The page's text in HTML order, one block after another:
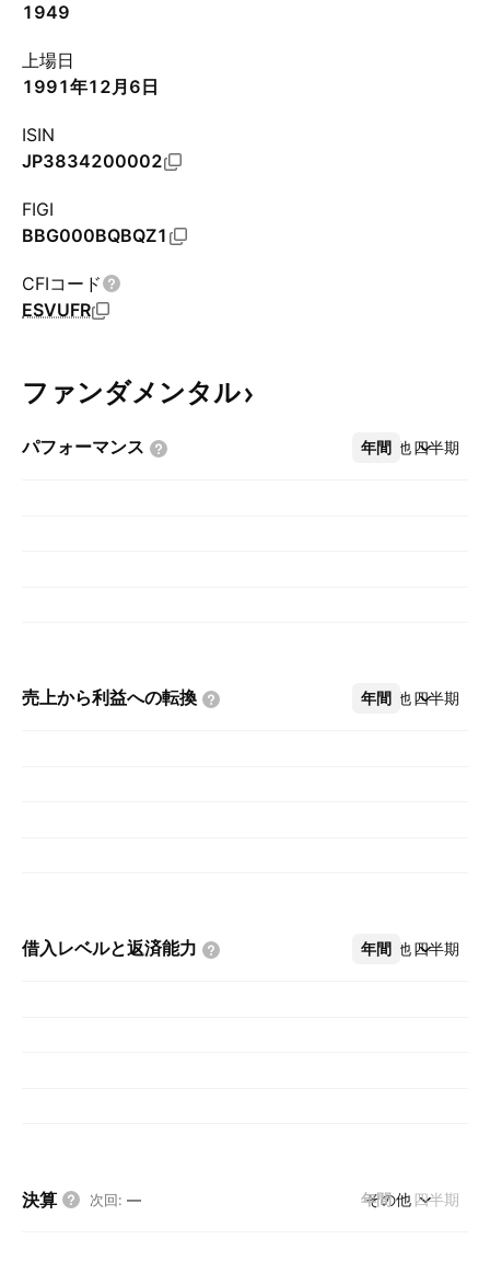
1949
上場日
1991年12月6日
ISIN
JP3834200002
FIGI
BBG000BQBQZ1
CFIコード
ESVUFR
ファンダメンタル
パフォーマンス 年間 四半期
その他
売上から利益への転換 年間 四半期
その他
借入レベルと返済能力 年間 四半期
その他
決算 次回: — 年間 四半期
その他